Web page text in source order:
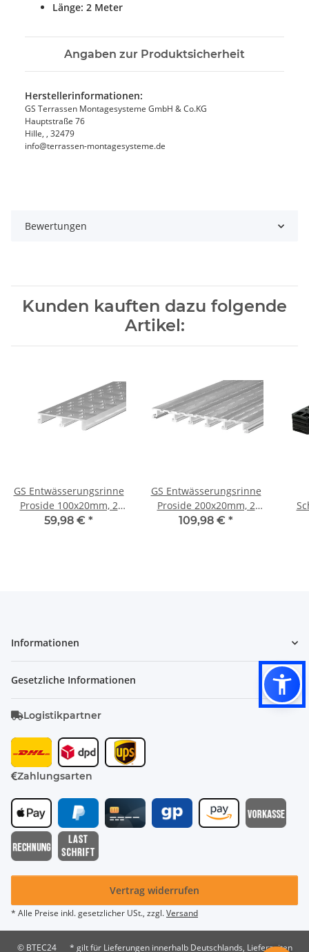
Länge: 2 Meter
Angaben zur Produktsicherheit
Herstellerinformationen:
GS Terrassen Montagesysteme GmbH & Co.KG
Hauptstraße 76
Hille, , 32479
info@terrassen-montagesysteme.de
Bewertungen
Kunden kauften dazu folgende
Artikel:
GS Entwässerungsrinne
Proside 100x20mm, 2
Meter Länge
59,98 € *
GS Entwässerungsrinne
Proside 200x20mm, 2
Meter Länge
109,98 € *
Informationen
Gesetzliche Informationen
Logistikpartner
Zahlungsarten
Vertrag widerrufen
* Alle Preise inkl. gesetzlicher USt., zzgl.Versand
© BTEC24 * gilt für Lieferungen innerhalb Deutschlands, Lieferzeiten